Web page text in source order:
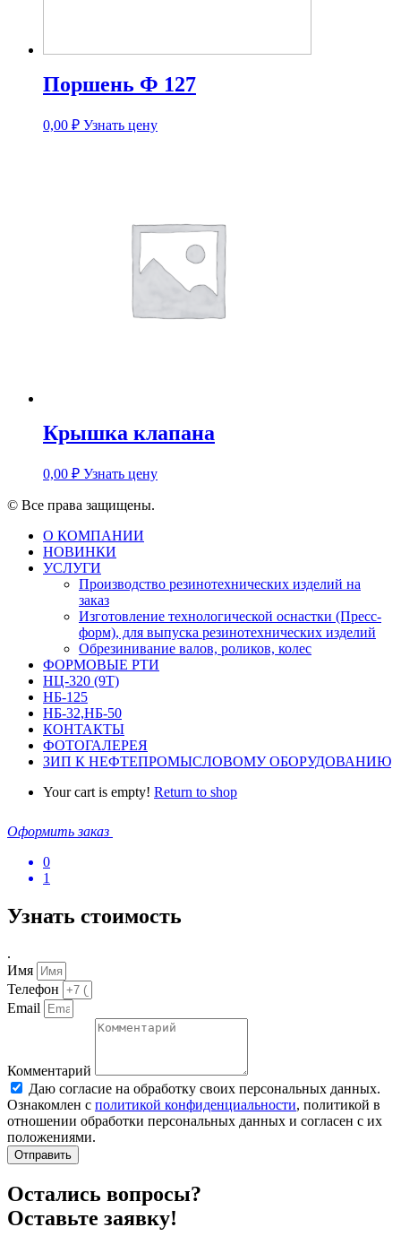
Поршень Ф 127
0,00 ₽ Узнать цену
Крышка клапана
0,00 ₽ Узнать цену
© Все права защищены.
О КОМПАНИИ
НОВИНКИ
УСЛУГИ
Производство резинотехнических изделий на
заказ
Изготовление технологической оснастки (Пресс-
форм), для выпуска резинотехнических изделий
Обрезинивание валов, роликов, колес
ФОРМОВЫЕ РТИ
НЦ-320 (9Т)
НБ-125
НБ-32,НБ-50
КОНТАКТЫ
ФОТОГАЛЕРЕЯ
ЗИП К НЕФТЕПРОМЫСЛОВОМУ ОБОРУДОВАНИЮ
Your cart is empty! Return to shop
Оформить заказ
0
1
Узнать стоимость
.
Имя
Телефон
Email
Комментарий
Даю согласие на обработку своих персональных данных.
Ознакомлен с политикой конфиденциальности, политикой в
отношении обработки персональных данных и согласен с их
положениями.
Отправить
Остались вопросы?
Оставьте заявку!